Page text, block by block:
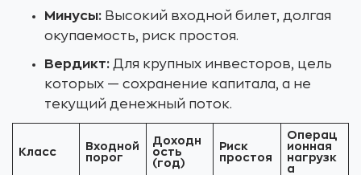
Минусы: Высокий входной билет, долгая
окупаемость, риск простоя.
Вердикт: Для крупных инвесторов, цель
которых — сохранение капитала, а не
текущий денежный поток.
Класс
Входной
порог
Доходн
ость
(год)
Риск
простоя
Операц
ионная
нагрузк
а